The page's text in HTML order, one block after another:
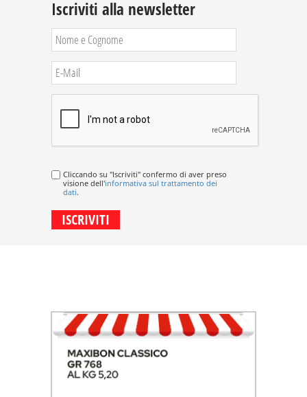
Iscriviti alla newsletter
Cliccando su "Iscriviti" confermo di aver preso
visione dell'informativa sul trattamento dei
dati.